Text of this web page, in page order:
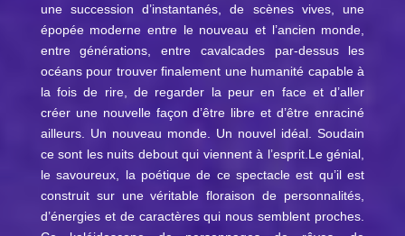
une succession d’instantanés, de scènes vives, une
épopée moderne entre le nouveau et l’ancien monde,
entre générations, entre cavalcades par-dessus les
océans pour trouver finalement une humanité capable à
la fois de rire, de regarder la peur en face et d’aller
créer une nouvelle façon d’être libre et d’être enraciné
ailleurs. Un nouveau monde. Un nouvel idéal. Soudain
ce sont les nuits debout qui viennent à l’esprit.Le génial,
le savoureux, la poétique de ce spectacle est qu’il est
construit sur une véritable floraison de personnalités,
d’énergies et de caractères qui nous semblent proches.